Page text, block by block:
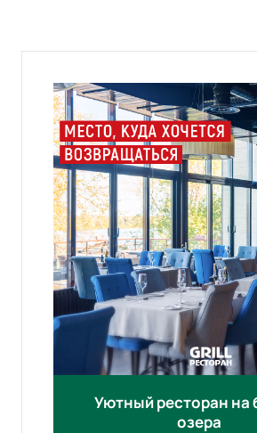
Уютный ресторан на
озера